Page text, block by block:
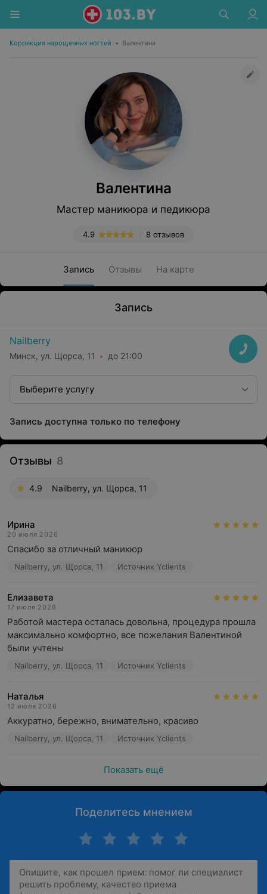
Коррекция нарощенных ногтей • Валентина
Валентина
Мастер маникюра и педикюра
8 отзывов
4.9
Запись Отзывы На карте
Запись
Nailberry
Минск, ул. Щорса, 11 до 21:00
Выберите услугу
Запись доступна только по телефону
Отзывы 8
4.9 Nailberry, ул. Щорса, 11
Ирина
20 июля 2026
Спасибо за отличный маникюр
Nailberry, ул. Щорса, 11 Источник Yclients
Елизавета
17 июля 2026
Работой мастера осталась довольна, процедура прошла
максимально комфортно, все пожелания Валентиной
были учтены
Nailberry, ул. Щорса, 11 Источник Yclients
Наталья
12 июля 2026
Аккуратно, бережно, внимательно, красиво
Nailberry, ул. Щорса, 11 Источник Yclients
Показать ещё
Поделитесь мнением